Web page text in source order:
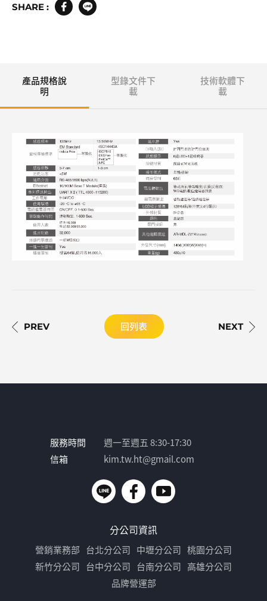
SHARE :
產品規格說
明
型錄文件下
載
技術軟體下
載
回列表
服務時間
週一至週五 8:30-17:30
信箱
kim.tw.ht@gmail.com
分公司資訊
營銷業務部 台北分公司 中壢分公司 桃園分公司
新竹分公司 台中分公司 台南分公司 高雄分公司
品牌營運部